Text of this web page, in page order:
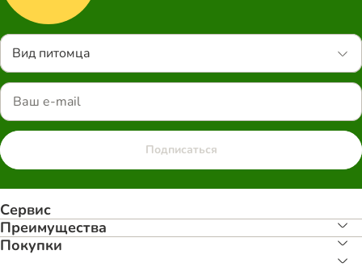
Вид питомца
Подписаться
Сервис
Преимуществa
Покупки